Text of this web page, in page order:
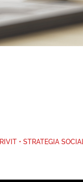
RIVIT • STRATEGIA